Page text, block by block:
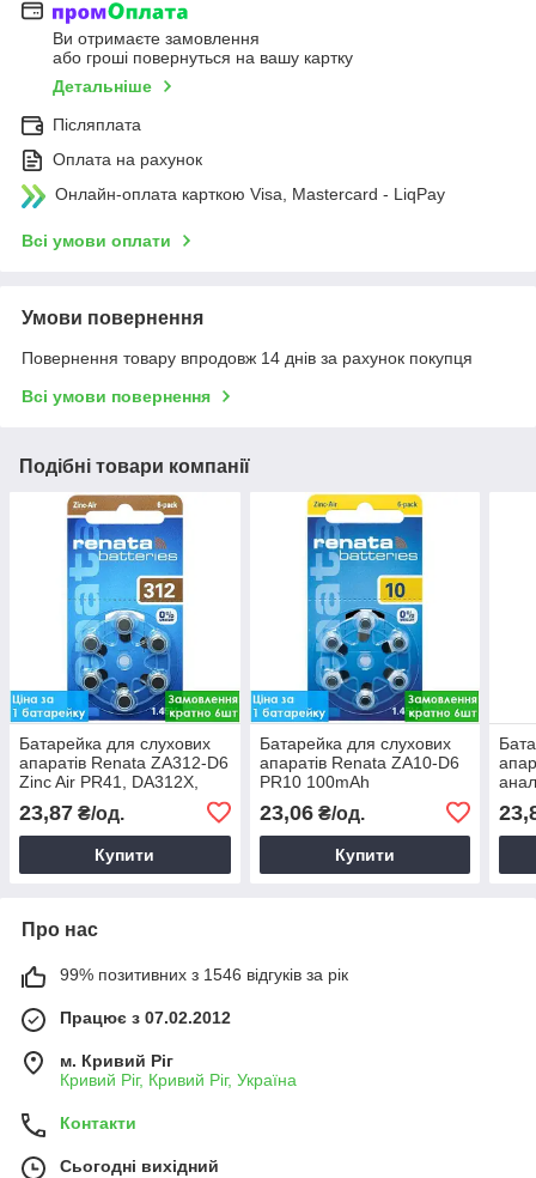
Ви отримаєте замовлення
або гроші повернуться на вашу картку
Детальніше
Післяплата
Оплата на рахунок
Онлайн-оплата карткою Visa, Mastercard - LiqPay
Всі умови оплати
Умови повернення
Повернення товару впродовж 14 днів за рахунок покупця
Всі умови повернення
Подібні товари компанії
Батарейка для слухових
апаратів Renata ZA312-D6
Zinc Air PR41, DA312X,
23,87 ₴/од.
Купити
Батарейка для слухових
апаратів Renata ZA10-D6
PR10 100mAh
23,06₴/од.
Купити
Про нас
99% позитивних з 1546 відгуків за рік
Працює з 07.02.2012
м. Кривий Ріг
Кривий Ріг, Кривий Ріг, Україна
Контакти
Сьогодні вихідний